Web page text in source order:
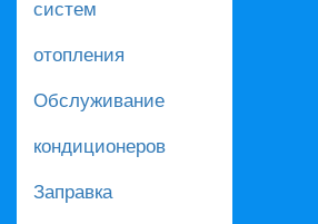
систем
отопления
Обслуживание
кондиционеров
Заправка